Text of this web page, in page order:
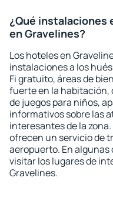
¿Qué instalaciones
en Gravelines?
Los hoteles en
instalaciones a los
Fi gratuito, áreas de
fuerte en la habitación,
de juegos para niños,
informativos sobre las
interesantes de la
ofrecen un servicio de
aeropuerto. En
visitar los lugares de
Gravelines.